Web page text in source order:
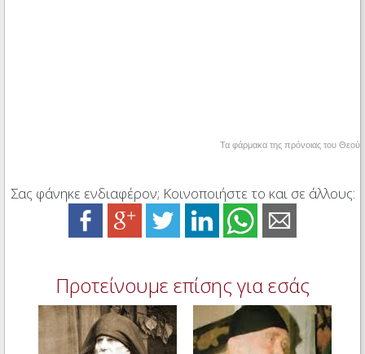
Τα φάρμακα της πρόνοιας του Θεού
Σας φάνηκε ενδιαφέρον; Κοινοποιήστε το και σε άλλους:
Προτείνουμε επίσης για εσάς